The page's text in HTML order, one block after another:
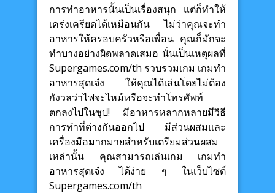
การทำอาหารนั้นเป็นเรื่องสนุก แต่ก็ทำให้
เคร่งเครียดได้เหมือนกัน ไม่ว่าคุณจะทำ
อาหารให้ครอบครัวหรือเพื่อน คุณก็มักจะ
ทำบางอย่างผิดพลาดเสมอ นั่นเป็นเหตุผลที่
Supergames.com/th รวบรวมเกม เกมทำ
อาหารสุดเจ๋ง ให้คุณได้เล่นโดยไม่ต้อง
กังวลว่าไฟจะไหม้หรือจะทำโทรศัพท์
ตกลงไปในซุป! มีอาหารหลากหลายมีวิธี
การทำที่ต่างกันออกไป มีส่วนผสมและ
เครื่องมือมากมายสำหรับเตรียมส่วนผสม
เหล่านั้น คุณสามารถเล่นเกม เกมทำ
อาหารสุดเจ๋ง ได้ง่าย ๆ ในเว็บไซต์
Supergames.com/th